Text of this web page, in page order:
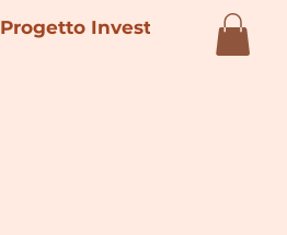
Progetto Investimenti 4.0